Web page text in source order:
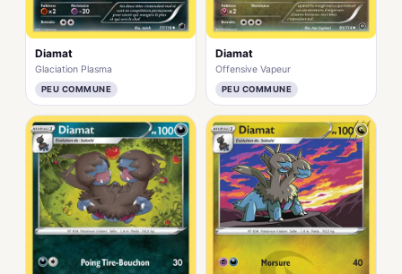
Diamat
Glaciation Plasma
PEU COMMUNE
Diamat
Offensive Vapeur
PEU COMMUNE